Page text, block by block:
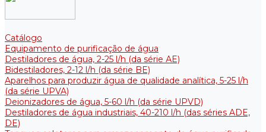
Catálogo
Equipamento de purificação de água
Destiladores de água, 2-25 l/h (da série АE)
Bidestiladores, 2-12 l/h (da série BE)
Aparelhos para produzir água de qualidade analítica, 5-25 l/h
(da série UPVA)
Deionizadores de água, 5-60 l/h (da série UPVD)
Destiladores de água industriais, 40-210 l/h (das séries ADE,
DE)